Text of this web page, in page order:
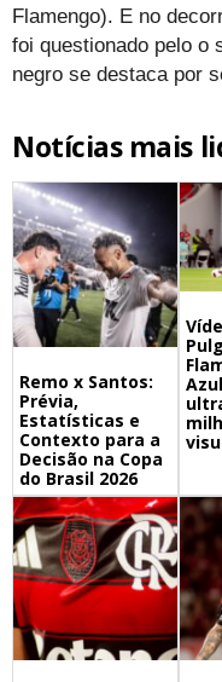
Flamengo). E no
foi questionado pelo o
negro se destaca por
Notícias mais
Remo x Santos:
Prévia,
Estatísticas e
Contexto para a
Decisão na Copa
do Brasil 2026